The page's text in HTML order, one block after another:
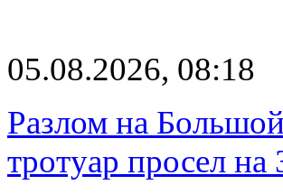
05.08.2026, 08:18
Разлом на
тротуар просел на